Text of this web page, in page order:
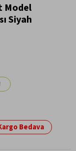
Model
Siyah
Bedava